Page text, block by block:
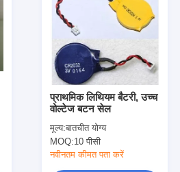
प्राथमिक लिथियम बैटरी, उच्च
वोल्टेज बटन सेल
मूल्य:बातचीत योग्य
MOQ:10 पीसी
नवीनतम कीमत पता करें